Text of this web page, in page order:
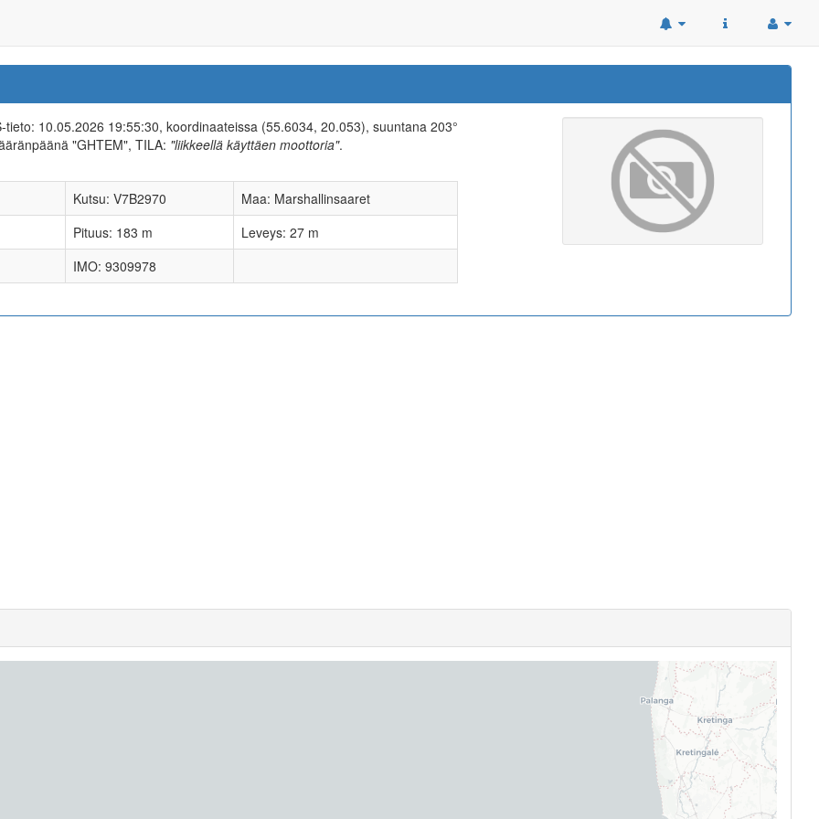
tieto: 10.05.2026 19:55:30, koordinaateissa (55.6034, 20.053), suuntana 203°
"GHTEM", TILA: "liikkeellä käyttäen moottoria".
Kutsu: V7B2970
Maa: Marshallinsaaret
Pituus: 183 m
Leveys: 27 m
IMO: 9309978